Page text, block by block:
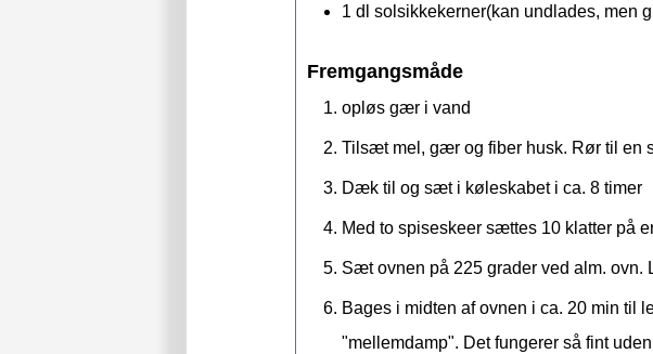
1 dl solsikkekerner(kan undlades, men
Fremgangsmåde
opløs gær i vand
Tilsæt mel, gær og fiber husk. Rør til en
Dæk til og sæt i køleskabet i ca. 8 timer
Med to spiseskeer sættes 10 klatter på
Sæt ovnen på 225 grader ved alm.
Bages i midten af ovnen i ca. 20 min til
"mellemdamp". Det fungerer så fint